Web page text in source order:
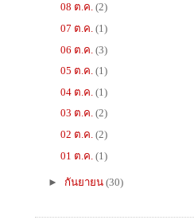
08 ต.ค. (2)
07 ต.ค. (1)
06 ต.ค. (3)
05 ต.ค. (1)
04 ต.ค. (1)
03 ต.ค. (2)
02 ต.ค. (2)
01 ต.ค. (1)
► กันยายน (30)